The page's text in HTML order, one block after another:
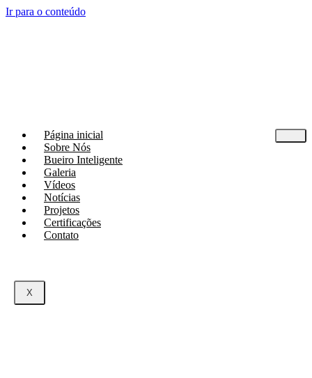
Ir para o conteúdo
Página inicial
Sobre Nós
Bueiro Inteligente
Galeria
Vídeos
Notícias
Projetos
Certificações
Contato
X